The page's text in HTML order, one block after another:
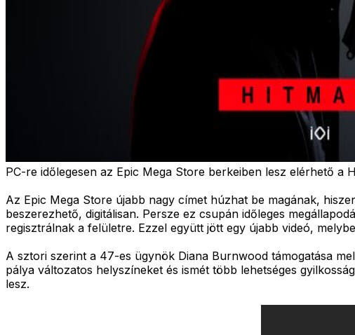
PC-re időlegesen az Epic Mega Store berkeiben lesz elérhető a
Az Epic Mega Store újabb nagy címet húzhat be magának,
beszerezhető, digitálisan. Persze ez csupán időleges
regisztrálnak a felületre. Ezzel együtt jött egy újabb videó,
A sztori szerint a 47-es ügynök Diana Burnwood támogatása
pálya változatos helyszíneket és ismét több lehetséges
lesz.